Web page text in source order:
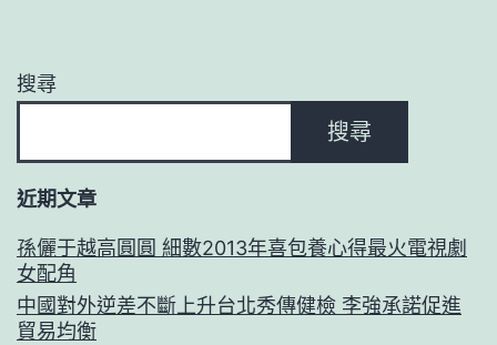
搜尋
搜尋
近期文章
孫儷于越高圓圓 細數2013年喜包養心得最火電視劇
女配角
中國對外逆差不斷上升台北秀傳健檢 李強承諾促進
貿易均衡